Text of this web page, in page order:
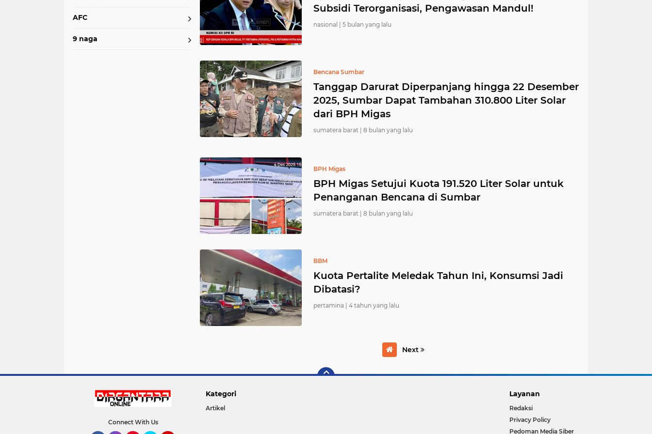
AFC
9 naga
Subsidi Terorganisasi, Pengawasan Mandul!
nasional | 5 bulan yang lalu
Bencana Sumbar
Tanggap Darurat Diperpanjang hingga 22 Desember
2025, Sumbar Dapat Tambahan 310.800 Liter Solar
dari BPH Migas
sumatera barat | 8 bulan yang lalu
BPH Migas
BPH Migas Setujui Kuota 191.520 Liter Solar untuk
Penanganan Bencana di Sumbar
sumatera barat | 8 bulan yang lalu
BBM
Kuota Pertalite Meledak Tahun Ini, Konsumsi Jadi
Dibatasi?
pertamina | 4 tahun yang lalu
Next
Connect With Us
Kategori
Artikel
Layanan
Redaksi
Privacy Policy
Pedoman Media Siber